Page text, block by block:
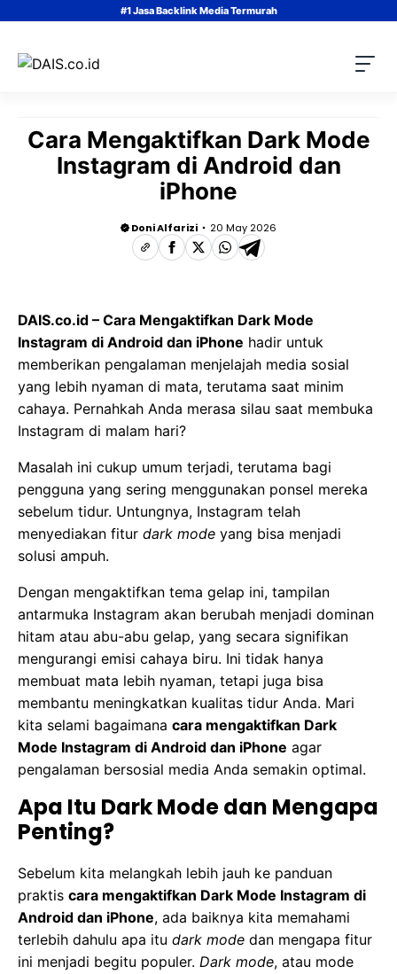
content
#1 Jasa Backlink Media Termurah
Cara Mengaktifkan Dark Mode
Instagram di Android dan
iPhone
Doni Alfarizi 20 May 2026
DAIS.co.id – Cara Mengaktifkan Dark Mode
Instagram di Android dan iPhone hadir untuk
memberikan pengalaman menjelajah media sosial
yang lebih nyaman di mata, terutama saat minim
cahaya. Pernahkah Anda merasa silau saat membuka
Instagram di malam hari?
Masalah ini cukup umum terjadi, terutama bagi
pengguna yang sering menggunakan ponsel mereka
sebelum tidur. Untungnya, Instagram telah
menyediakan fitur dark mode yang bisa menjadi
solusi ampuh.
Dengan mengaktifkan tema gelap ini, tampilan
antarmuka Instagram akan berubah menjadi dominan
hitam atau abu-abu gelap, yang secara signifikan
mengurangi emisi cahaya biru. Ini tidak hanya
membuat mata lebih nyaman, tetapi juga bisa
membantu meningkatkan kualitas tidur Anda. Mari
kita selami bagaimana cara mengaktifkan Dark
Mode Instagram di Android dan iPhone agar
pengalaman bersosial media Anda semakin optimal.
Apa Itu Dark Mode dan Mengapa
Penting?
Sebelum kita melangkah lebih jauh ke panduan
praktis cara mengaktifkan Dark Mode Instagram di
Android dan iPhone, ada baiknya kita memahami
terlebih dahulu apa itu dark mode dan mengapa fitur
ini menjadi begitu populer. Dark mode, atau mode